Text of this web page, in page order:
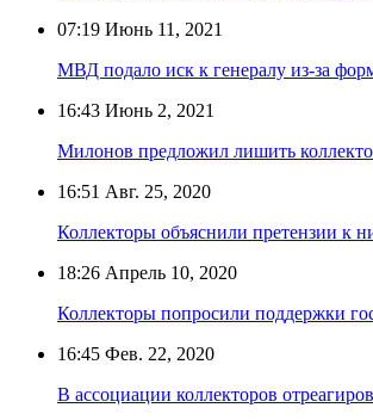
07:19 Июнь 11, 2021
МВД подало иск к генералу из-за
16:43 Июнь 2, 2021
Милонов предложил лишить
16:51 Авг. 25, 2020
Коллекторы объяснили претензии к
18:26 Апрель 10, 2020
Коллекторы попросили поддержки
16:45 Фев. 22, 2020
В ассоциации коллекторов